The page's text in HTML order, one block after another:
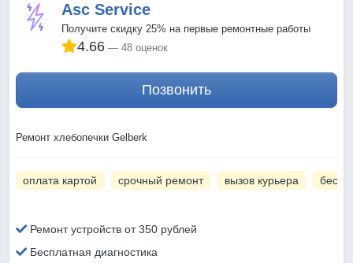
Asc Service
Получите скидку 25% на первые ремонтные работы
4.66 48 оценок
Позвонить
Ремонт хлебопечки Gelberk
оплата картой срочный ремонт вызов курьера
Ремонт устройств от 350 рублей
Бесплатная диагностика